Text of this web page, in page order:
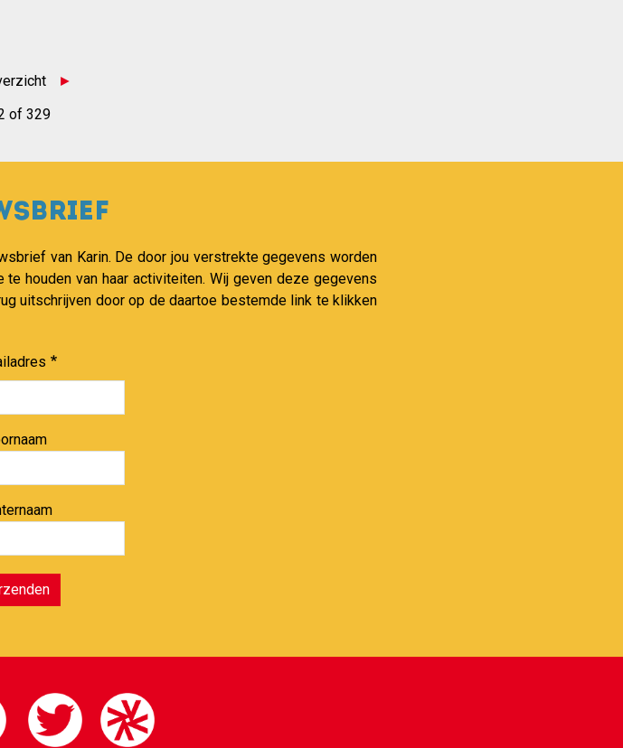
►
of 329
van Karin. De door jou verstrekte gegevens worden
houden van haar activiteiten. Wij geven deze gegevens
uitschrijven door op de daartoe bestemde link te klikken